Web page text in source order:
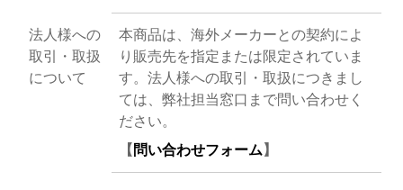
法人様への
取引・取扱
について
本商品は、海外メーカーとの契約によ
り販売先を指定または限定されていま
す。法人様への取引・取扱につきまし
ては、弊社担当窓口まで問い合わせく
ださい。
【 問い合わせフォーム 】